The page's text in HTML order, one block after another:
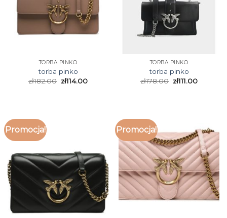
TORBA PINKO
torba pinko
zł182.00 zł114.00
TORBA PINKO
torba pinko
zł178.00 zł111.00
Promocja! Promocja!